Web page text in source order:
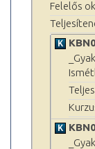
Felelős